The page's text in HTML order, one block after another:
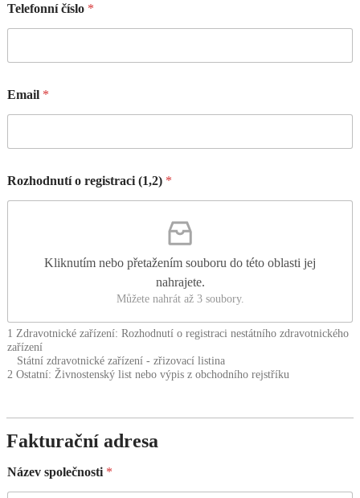
Telefonní číslo *
Email *
Rozhodnutí o registraci (1,2) *
Kliknutím nebo přetažením souboru do této oblasti jej
nahrajete.
Můžete nahrát až 3 soubory.
1 Zdravotnické zařízení: Rozhodnutí o registraci nestátního zdravotnického
zařízení
Státní zdravotnické zařízení - zřizovací listina
2 Ostatní: Živnostenský list nebo výpis z obchodního rejstříku
Fakturační adresa
Název společnosti *